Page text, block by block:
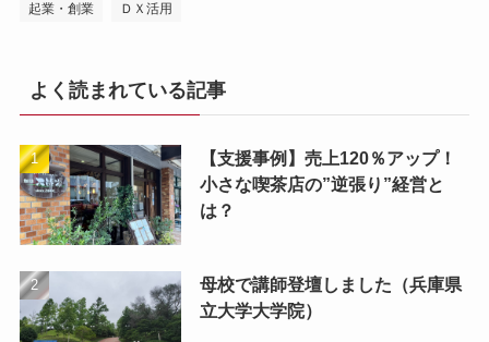
起業・創業 ＤＸ活用
よく読まれている記事
【支援事例】売上120％アップ！
小さな喫茶店の”逆張り”経営と
は？
母校で講師登壇しました（兵庫県
立大学大学院）